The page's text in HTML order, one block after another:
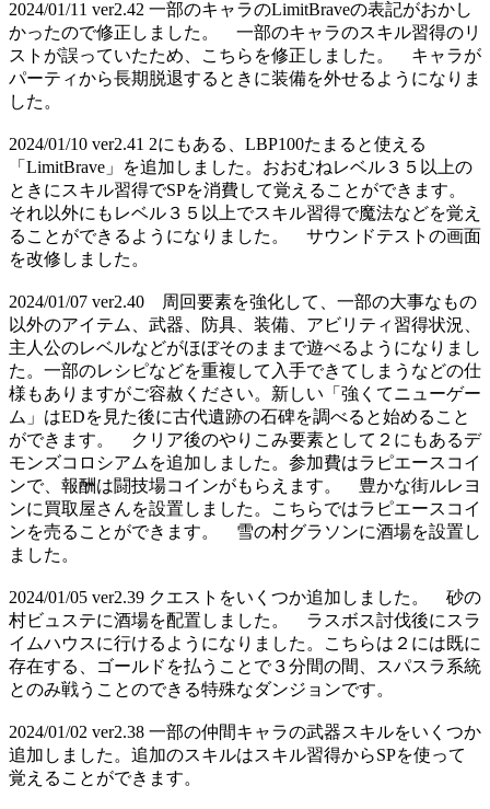
2024/01/11 ver2.42 一部のキャラのLimitBraveの表記がおかし
かったので修正しました。 一部のキャラのスキル習得のリ
ストが誤っていたため、こちらを修正しました。 キャラが
パーティから長期脱退するときに装備を外せるようになりま
した。
2024/01/10 ver2.41 2にもある、LBP100たまると使える
「LimitBrave」を追加しました。おおむねレベル３５以上の
ときにスキル習得でSPを消費して覚えることができます。
それ以外にもレベル３５以上でスキル習得で魔法などを覚え
ることができるようになりました。 サウンドテストの画面
を改修しました。
2024/01/07 ver2.40 周回要素を強化して、一部の大事なもの
以外のアイテム、武器、防具、装備、アビリティ習得状況、
主人公のレベルなどがほぼそのままで遊べるようになりまし
た。一部のレシピなどを重複して入手できてしまうなどの仕
様もありますがご容赦ください。新しい「強くてニューゲー
ム」はEDを見た後に古代遺跡の石碑を調べると始めること
ができます。 クリア後のやりこみ要素として２にもあるデ
モンズコロシアムを追加しました。参加費はラピエースコイ
ンで、報酬は闘技場コインがもらえます。 豊かな街ルレヨ
ンに買取屋さんを設置しました。こちらではラピエースコイ
ンを売ることができます。 雪の村グラソンに酒場を設置し
ました。
2024/01/05 ver2.39 クエストをいくつか追加しました。 砂の
村ビュステに酒場を配置しました。 ラスボス討伐後にスラ
イムハウスに行けるようになりました。こちらは２には既に
存在する、ゴールドを払うことで３分間の間、スパスラ系統
とのみ戦うことのできる特殊なダンジョンです。
2024/01/02 ver2.38 一部の仲間キャラの武器スキルをいくつか
追加しました。追加のスキルはスキル習得からSPを使って
覚えることができます。